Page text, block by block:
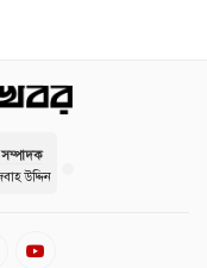
সম্পাদক
উদ্দিন